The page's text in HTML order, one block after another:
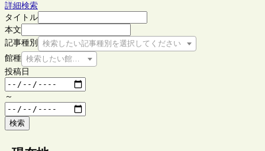
詳細検索
タイトル
本文
記事種別
検索したい記事種別を選択してください
館種 検索したい館種を選択してください
投稿日
～
検索